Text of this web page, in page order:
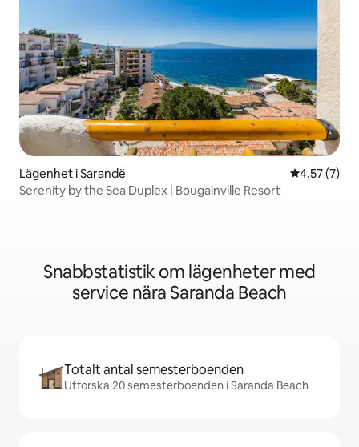
Lägenhet i Sarandë 4,57 av 5 i
4,57 (7)
Serenity by the Sea Duplex | Bougainville Resort
Snabbstatistik om lägenheter med
service nära Saranda Beach
Totalt antal semesterboenden
Utforska 20 semesterboenden i Saranda Beach